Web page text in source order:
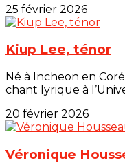
25 février 2026
Kiup Lee, ténor
Né à Incheon en
chant lyrique à
20 février 2026
Véronique